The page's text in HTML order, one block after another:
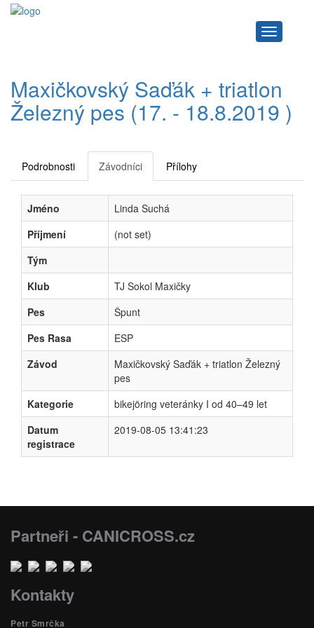
Navigace
Maxičkovský Saďák + triatlon
Železný pes (17. - 18.8.2019 )
Podrobnosti Závodníci Přílohy
Jméno
Linda Suchá
Příjmení
(not set)
Tým
Klub
TJ Sokol Maxičky
Pes
Špunt
Pes Rasa
ESP
Závod
Maxičkovský Saďák + triatlon Železný
pes
Kategorie
bikejöring veteránky I od 40–49 let
Datum
registrace
2019-08-05 13:41:23
Partneři - CANICROSS.cz
Kontakty
Petr Smrčka